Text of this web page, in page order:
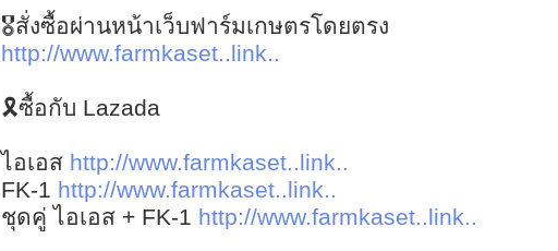
🎖สั่งซื้อผ่านหน้าเว็บฟาร์มเกษตรโดยตรง
http://www.farmkaset..link..
🎗ซื้อกับ Lazada
ไอเอส http://www.farmkaset..link..
FK-1 http://www.farmkaset..link..
ชุดคู่ ไอเอส + FK-1 http://www.farmkaset..link..